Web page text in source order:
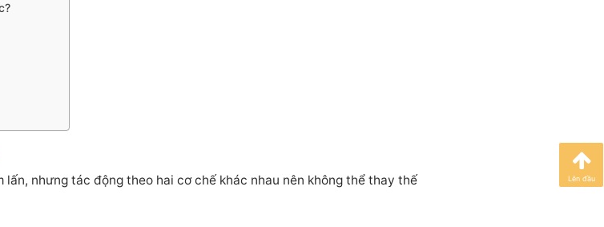
nhưng tác động theo hai cơ chế khác nhau nên không thể thay thế
Lên đầu